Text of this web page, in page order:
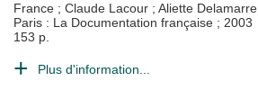
France ; Claude Lacour ; Aliette Delamarre
Paris : La Documentation française ; 2003
153 p.
Plus d'information...